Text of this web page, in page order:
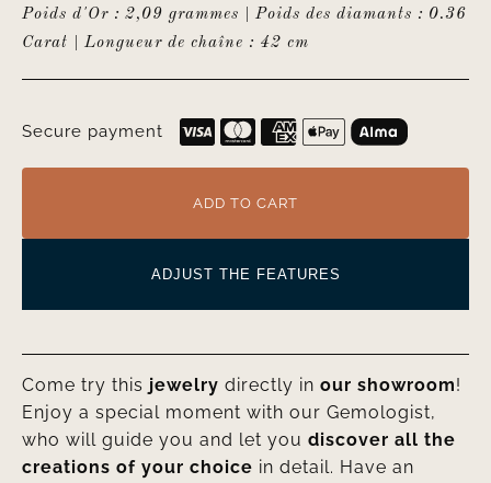
Poids d'Or : 2,09 grammes | Poids des diamants : 0.36
Carat | Longueur de chaîne : 42 cm
Secure payment
ADD TO CART
ADJUST THE FEATURES
Come try this jewelry directly in our showroom!
Enjoy a special moment with our Gemologist,
who will guide you and let you discover all the
creations of your choice in detail. Have an